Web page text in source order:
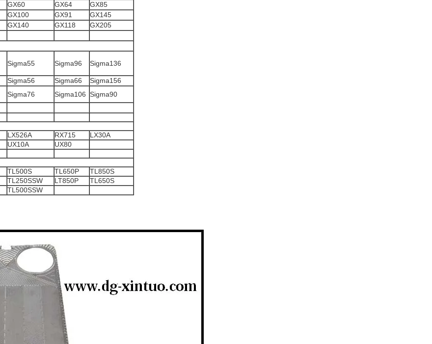
GX60 GX64
GX85
GX100 GX91
GX145
GX140 GX118 GX205
Sigma55 Sigma96 Sigma136
Sigma56 Sigma66
Sigma156
Sigma76 Sigma106 Sigma90
LX526A RX715
LX30A
UX10A UX80
TL500S TL650P
TL850S
TL250SSW LT850P
TL650S
TL500SSW